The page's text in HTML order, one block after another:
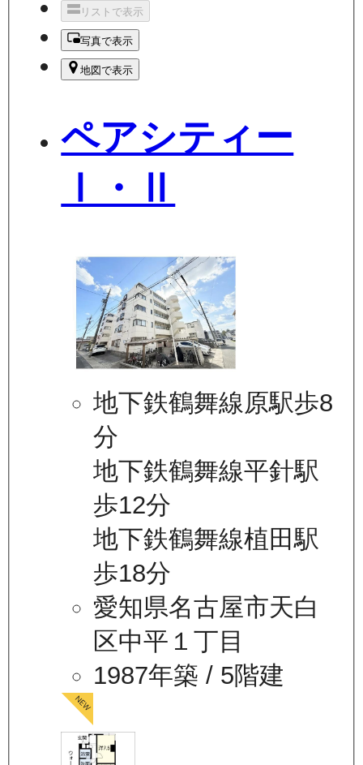
リストで表示
写真で表示
地図で表示
ペアシティー
Ⅰ・Ⅱ
地下鉄鶴舞線原駅歩8
分
地下鉄鶴舞線平針駅
歩12分
地下鉄鶴舞線植田駅
歩18分
愛知県名古屋市天白
区中平１丁目
1987年築 / 5階建